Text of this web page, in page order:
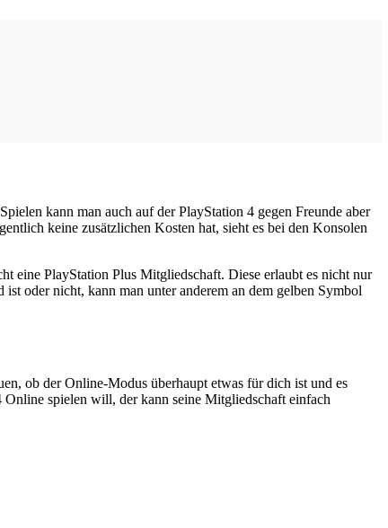
kann man auch auf der PlayStation 4 gegen Freunde aber
keine zusätzlichen Kosten hat, sieht es bei den Konsolen
eine PlayStation Plus Mitgliedschaft. Diese erlaubt es nicht nur
oder nicht, kann man unter anderem an dem gelben Symbol
ob der Online-Modus überhaupt etwas für dich ist und es
spielen will, der kann seine Mitgliedschaft einfach